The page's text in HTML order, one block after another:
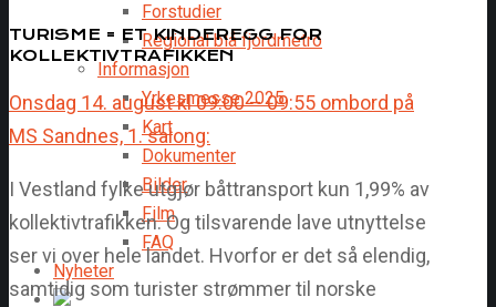
Forstudier
Regional blå fjordmetro
Informasjon
Yrkesmesse 2025
Kart
Dokumenter
Bilder
Film
FAQ
Nyheter
TURISME = ET KINDEREGG FOR
KOLLEKTIVTRAFIKKEN
Onsdag 14. august kl 09:00 – 09:55 ombord på
MS Sandnes, 1. salong:
I Vestland fylke utgjør båttransport kun 1,99% av
kollektivtrafikken. Og tilsvarende lave utnyttelse
ser vi over hele landet. Hvorfor er det så elendig,
samtidig som turister strømmer til norske